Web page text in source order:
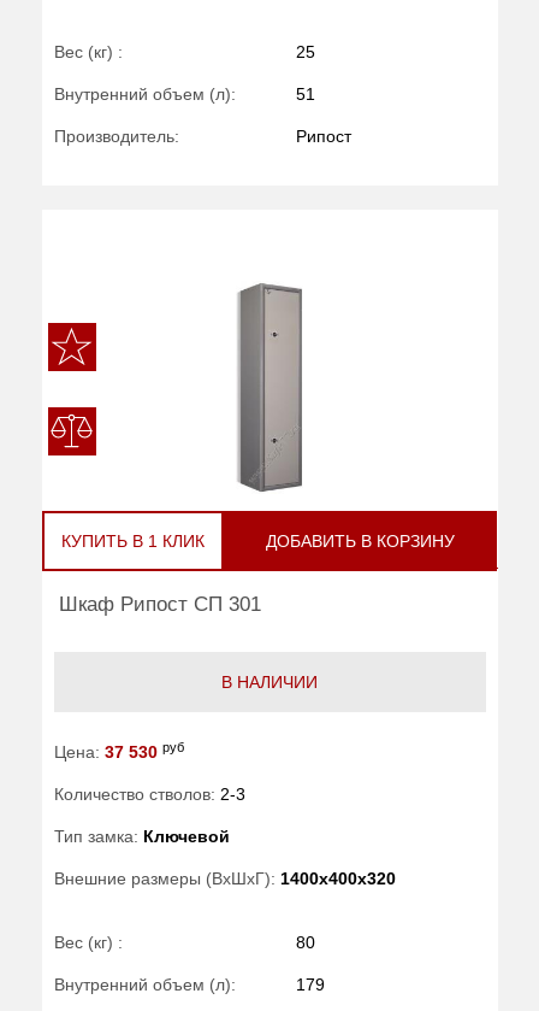
Вес (кг) : 25
Внутренний объем (л): 51
Производитель: Рипост
КУПИТЬ В 1 КЛИК ДОБАВИТЬ В КОРЗИНУ
Шкаф Рипост СП 301
В НАЛИЧИИ
Цена: 37 530 руб
Количество стволов: 2-3
Тип замка: Ключевой
Внешние размеры (ВхШхГ): 1400x400x320
Вес (кг) : 80
Внутренний объем (л): 179